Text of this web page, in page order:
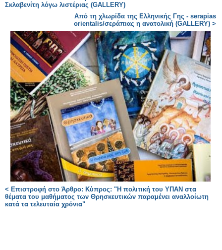
Σκλαβενίτη λόγω λιστέριας (GALLERY)
Από τη χλωρίδα της Ελληνικής Γης - serapias
orientalis/σεράπιας η ανατολική (GALLERY) >
< Επιστροφή στο Άρθρο: Κύπρος: "Η πολιτική του ΥΠΑΝ στα
θέματα του μαθήματος των Θρησκευτικών παραμένει αναλλοίωτη
κατά τα τελευταία χρόνια"